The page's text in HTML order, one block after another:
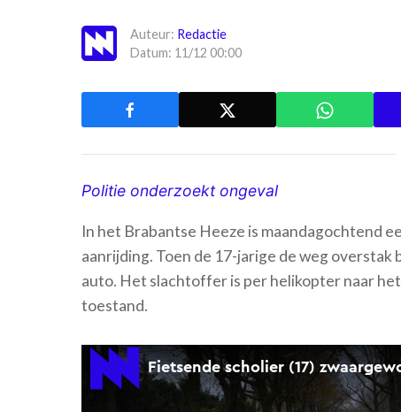
Auteur: Redactie
Datum: 11/12 00:00
Politie onderzoekt ongeval
In het Brabantse Heeze is maandagochtend
aanrijding. Toen de 17-jarige de weg
auto. Het slachtoffer is per helikopter naar
toestand.